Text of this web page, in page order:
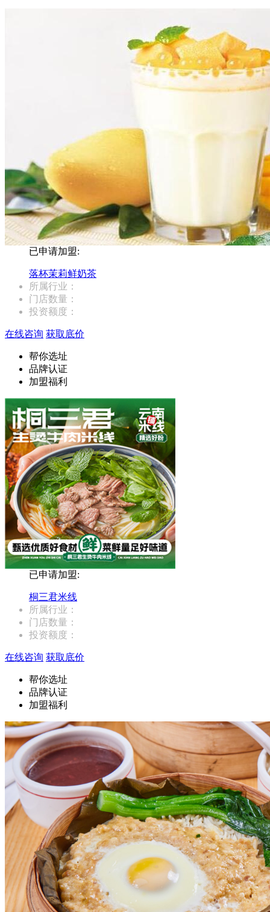
已申请加盟:
落杯茉莉鲜奶茶
所属行业：
门店数量：
投资额度：
在线咨询 获取底价
帮你选址
品牌认证
加盟福利
已申请加盟:
桐三君米线
所属行业：
门店数量：
投资额度：
在线咨询 获取底价
帮你选址
品牌认证
加盟福利